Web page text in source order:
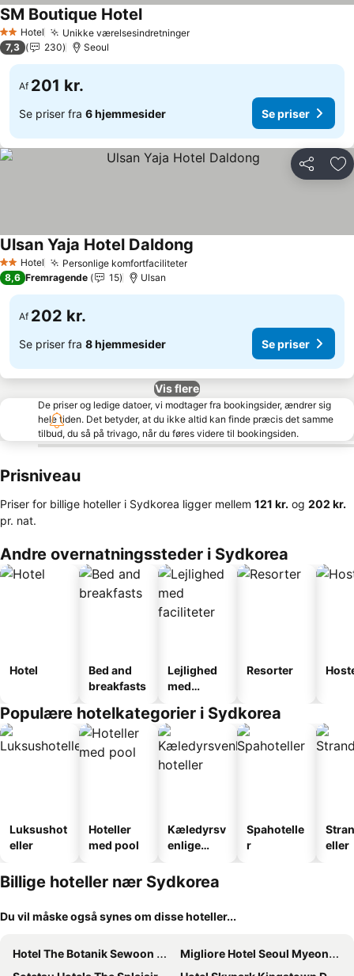
2 Stjerner
Hotel Unikke værelsesindretninger
SM Boutique Hotel
7,3 230 Seoul
Af 201 kr.
Se priser fra 6 hjemmesider Se priser
Del
2 Stjerner
Hotel Personlige komfortfaciliteter
Ulsan Yaja Hotel Daldong
8,6 Fremragende 15 Ulsan
Af 202 kr.
Se priser fra 8 hjemmesider Se priser
Vis flere
De priser og ledige datoer, vi modtager fra bookingsider, ændrer sig
hele tiden. Det betyder, at du ikke altid kan finde præcis det samme
tilbud, du så på trivago, når du føres videre til bookingsiden.
Prisniveau
Priser for billige hoteller i Sydkorea ligger mellem ‎121 kr. og ‎202 kr.
pr. nat.
Andre overnatningssteder i Sydkorea
Hotel
Bed and
breakfasts
Lejlighed
med
Resorter
Populære hotelkategorier i Sydkorea
Luksushot
eller
Hoteller
med pool
Kæledyrsv
enlige
Spahotelle
r
eller
Billige hoteller nær Sydkorea
Du vil måske også synes om disse hoteller...
Hotel The Botanik Sewoon Myeongdong
Migliore Hotel Seoul Myeongdong